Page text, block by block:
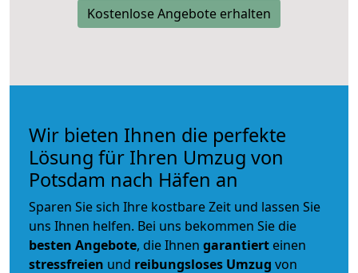
Kostenlose Angebote erhalten
Wir bieten Ihnen die perfekte
Lösung für Ihren Umzug von
Potsdam nach Häfen an
Sparen Sie sich Ihre kostbare Zeit und lassen Sie
uns Ihnen helfen. Bei uns bekommen Sie die
besten Angebote, die Ihnen garantiert einen
stressfreien und reibungsloses Umzug von